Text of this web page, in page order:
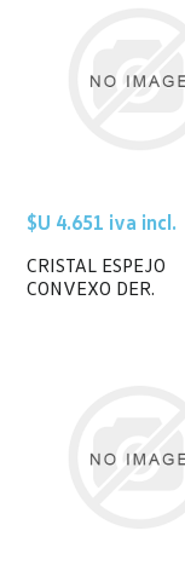
$U 4.651 iva incl.
CRISTAL ESPEJO
CONVEXO DER.